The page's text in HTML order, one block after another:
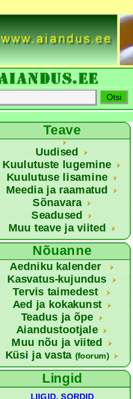
Teave
Uudised
Kuulutuste lugemine
Kuulutuse lisamine
Meedia ja raamatud
Sõnavara
Seadused
Muu teave ja viited
Nõuanne
Aedniku kalender
Kasvatus-kujundus
Tervis taimedest
Aed ja kokakunst
Teadus ja õpe
Aiandustootjale
Muu nõu ja viited
Küsi ja vasta (foorum)
Lingid
LIIGID, SORDID